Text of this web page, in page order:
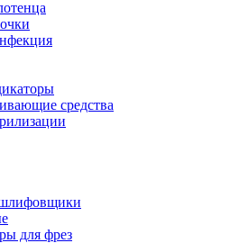
средства
для фрез